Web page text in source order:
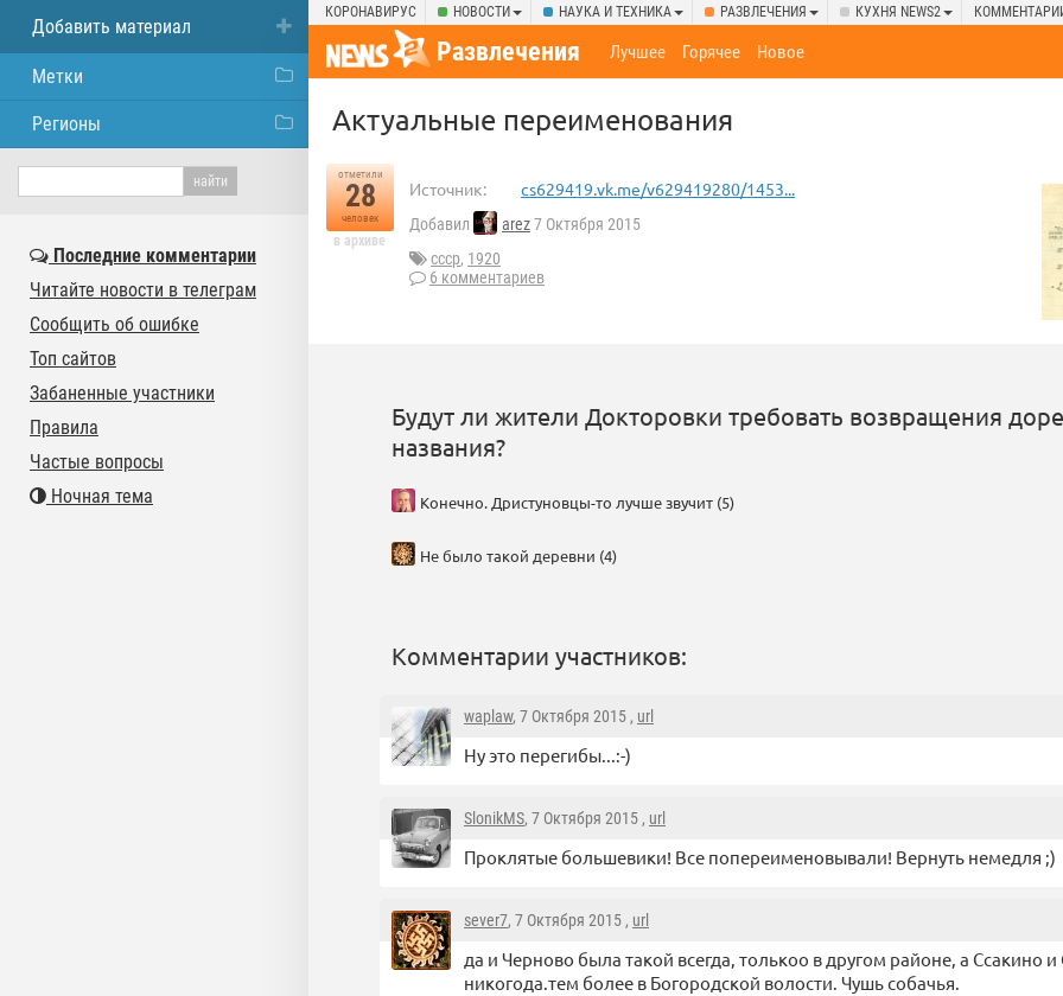
КОРОНАВИРУС НОВОСТИ НАУКА И ТЕХНИКА РАЗВЛЕЧЕНИЯ КУХНЯ NEWS2
Развлечения Лучшее Горячее Новое
Актуальные переименования
отметили
28
человек
в архиве
Источник: cs629419.vk.me/v629419280/1453...
Добавил arez7 Октября 2015
ссср, 1920
6 комментариев
Будут ли жители Докторовки требовать возвращения
названия?
Конечно. Дристуновцы-то лучше звучит (5)
Не было такой деревни (4)
Комментарии участников:
waplaw, 7 Октября 2015 , url
Ну это перегибы...:-)
SlonikMS, 7 Октября 2015 , url
Проклятые большевики! Все попереименовывали! Вернуть немедля ;)
sever7, 7 Октября 2015 , url
да и Черново была такой всегда, толькоо в другом районе, а Ссакино
никогода.тем более в Богородской волости. Чушь собачья.
Добавить материал
Метки
Регионы
Последние комментарии
Читайте новости в телеграм
Сообщить об ошибке
Топ сайтов
Забаненные участники
Правила
Частые вопросы
Ночная тема